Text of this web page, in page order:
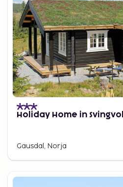
Holiday Home in Svingvoll
Gausdal, Norja